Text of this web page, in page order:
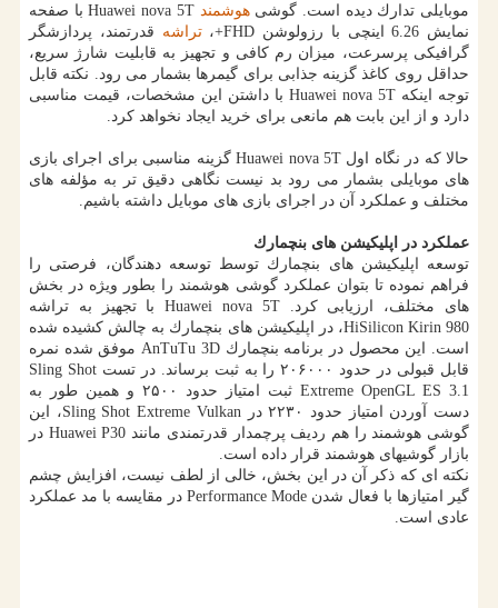
موبایلی تدارك دیده است. گوشیهوشمند
Huawei nova 5T با صفحه
نمایش 6.26 اینچی با رزولوشن FHD+،
تراشه قدرتمند، پردازشگر
گرافیكی پرسرعت، میزان رم كافی و تجهیز به قابلیت شارژ سریع،
حداقل روی كاغذ گزینه جذابی برای گیمرها بشمار می رود. نكته قابل
توجه اینكه Huawei nova 5T با داشتن این مشخصات، قیمت مناسبی
دارد و از این بابت هم مانعی برای خرید ایجاد نخواهد كرد.
حالا كه در نگاه اول Huawei nova 5T گزینه مناسبی برای اجرای بازی
های موبایلی بشمار می رود بد نیست نگاهی دقیق تر به مؤلفه های
مختلف و عملكرد آن در اجرای بازی های موبایل داشته باشیم.
عملكرد در اپلیكیشن های بنچمارك
توسعه اپلیكیشن های بنچمارك توسط توسعه دهندگان، فرصتی را
فراهم نموده تا بتوان عملكرد گوشی هوشمند را بطور ویژه در بخش
های مختلف، ارزیابی كرد. Huawei nova 5T با تجهیز به تراشه
HiSilicon Kirin 980، در اپلیكیشن های بنچمارك به چالش كشیده شده
است. این محصول در برنامه بنچمارك AnTuTu 3D موفق شده نمره
قابل قبولی در حدود ۲۰۶۰۰۰ را به ثبت برساند. در تست Sling Shot
Extreme OpenGL ES 3.1 ثبت امتیاز حدود ۲۵۰۰ و همین طور به
دست آوردن امتیاز حدود ۲۲۳۰ در Sling Shot Extreme Vulkan، این
گوشی هوشمند را هم ردیف پرچمدار قدرتمندی مانند Huawei P30 در
بازار گوشیهای هوشمند قرار داده است.
نكته ای كه ذكر آن در این بخش، خالی از لطف نیست، افزایش چشم
گیر امتیازها با فعال شدن Performance Mode در مقایسه با مد عملكرد
عادی است.